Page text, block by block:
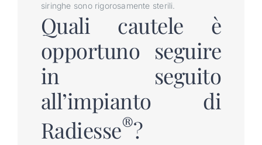
siringhe sono rigorosamente sterili.
Quali cautele è
opportuno seguire
in seguito
all’impianto di
Radiesse®?